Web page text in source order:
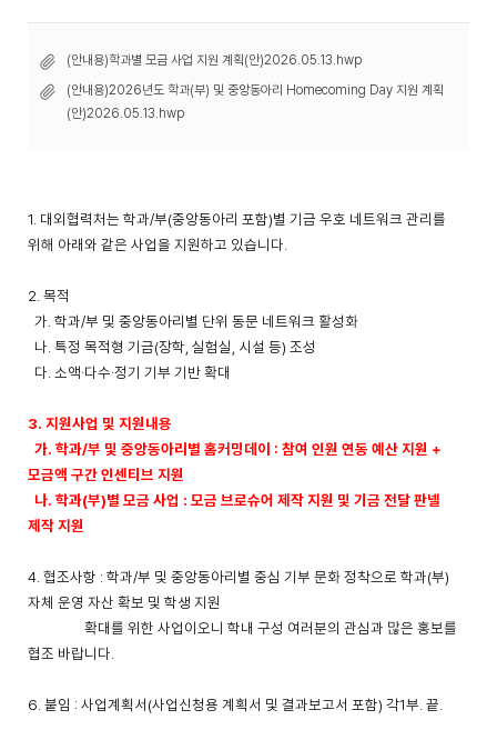
(안내용)학과별 모금 사업 지원 계획(안)2026.05.13.hwp
(안내용)2026년도 학과(부) 및 중앙동아리 Homecoming Day 지원 계획
(안)2026.05.13.hwp
1. 대외협력처는 학과/부(중앙동아리 포함)별 기금 우호 네트워크 관리를
위해 아래와 같은 사업을 지원하고 있습니다
2. 목적
가 학과/부 및 중앙동아리별 단위 동문 네트워크 활성화
나 특정 목적형 기금(장학 실험실 시설 등) 조성
다 소액·다수·정기 기부 기반 확대
3. 지원사업 및 지원내용
가. 학과/부 및 중앙동아리별 홈커밍데이 : 참여 인원 연동 예산 지원 +
모금액 구간 인센티브 지원
나. 학과(부)별 모금 사업 : 모금 브로슈어 제작 지원 및 기금 전달 판넬
제작 지원
4. 협조사항 :학과/부 및 중앙동아리별 중심 기부 문화 정착으로 학과(부)
자체 운영 자산 확보 및 학생 지원
확대를 위한 사업이오니 학내 구성 여러분의 관심과 많은 홍보를
협조 바랍니다
6. 붙임 :사업계획서(사업신청용 계획서 및 결과보고서 포함) 각1부 끝